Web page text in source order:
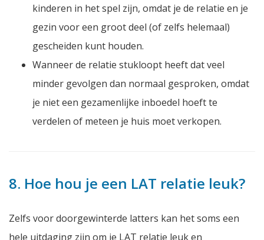
kinderen in het spel zijn, omdat je de relatie en je
gezin voor een groot deel (of zelfs helemaal)
gescheiden kunt houden.
Wanneer de relatie stukloopt heeft dat veel
minder gevolgen dan normaal gesproken, omdat
je niet een gezamenlijke inboedel hoeft te
verdelen of meteen je huis moet verkopen.
8. Hoe hou je een LAT relatie leuk?
Zelfs voor doorgewinterde latters kan het soms een
hele uitdaging zijn om je LAT relatie leuk en